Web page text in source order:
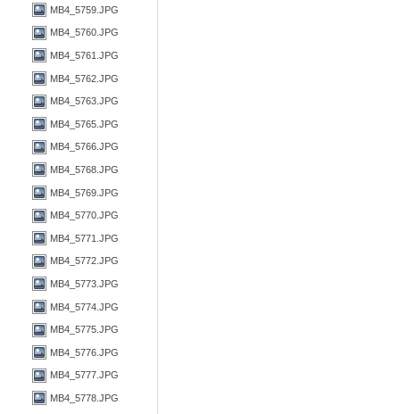
MB4_5759.JPG
MB4_5760.JPG
MB4_5761.JPG
MB4_5762.JPG
MB4_5763.JPG
MB4_5765.JPG
MB4_5766.JPG
MB4_5768.JPG
MB4_5769.JPG
MB4_5770.JPG
MB4_5771.JPG
MB4_5772.JPG
MB4_5773.JPG
MB4_5774.JPG
MB4_5775.JPG
MB4_5776.JPG
MB4_5777.JPG
MB4_5778.JPG